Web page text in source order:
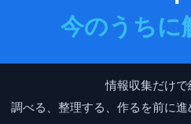
今のうちに
情報収集だけで
調べる、整理する、作るを前に進